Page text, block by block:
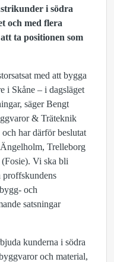
i södra
och med flera
ta positionen som
med att bygga
i Skåne – i dagsläget
säger Bengt
& Träteknik
har därför beslutat
Trelleborg
Vi ska bli
proffskundens
och
satsningar
kunderna i södra
och material,